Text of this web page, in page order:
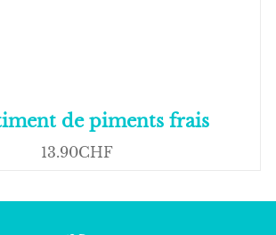
de piments frais
13.90CHF